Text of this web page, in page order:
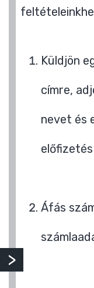
Küldjön
címre,
nevet és
Áfás